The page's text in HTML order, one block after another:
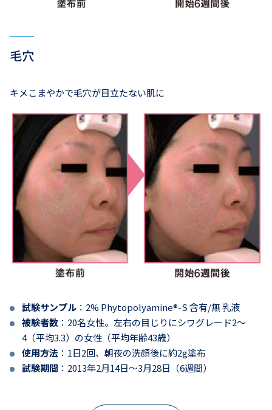
毛穴
キメこまやかで毛穴が目立たない肌に
試験サンプル ：2% Phytopolyamine®-S 含有/無 乳液
被験者数 ：20名女性。左右の目じりにシワグレード2～
4（平均3.3）の女性（平均年齢43歳）
使用方法 ：1日2回、朝夜の洗顔後に約2g塗布
試験期間 ：2013年2月14日～3月28日（6週間）